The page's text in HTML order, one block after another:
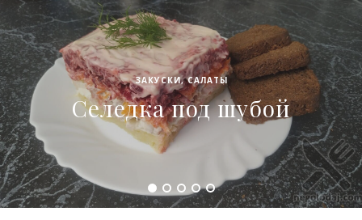
ЗАКУСКИ,САЛАТЫ
Селедка под шубой